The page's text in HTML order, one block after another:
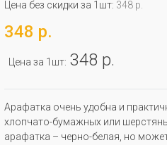
Цена без скидки за 1шт: 348 р.
348 р.
Цена за 1шт: 348 р.
Арафатка очень удобна и
хлопчато-бумажных или
арафатка – черно-белая, но